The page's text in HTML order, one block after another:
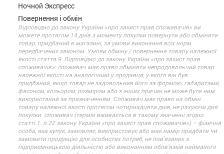
Ночной Экспресс
Повернення і обмін
Відповідно до закону України «про захист прав споживачів» ви
можете протягом 14 днів з моменту покупки повернути або обміняти
товар, придбаний в магазині, за умови виконання всіх норм
передбачених законом. Умови обміну / повернення товару належної
якості стаття 9. Відповідно до закону України «про захист прав
споживачів»: споживач має право обміняти непродовольчий товар
належної якості на аналогічний у продавця, у якого він був
придбаний, якщо товар не задовольнив його за формою, габаритами,
фасоном, кольором, розміром або з інших причин не може бути ним
використаний за призначенням. Споживач має право на обмін
товару належної якості протягом чотирнадцяти днів, не рахуючи дня
покупки. споживач (термін вживається в такому значенні згідно
статті 1. п.22 закону України «про захист прав споживачів») – фізична
особа, яка купує, замовляє, використовує або має намір придбати чи
замовити продукцію для особистих потреб, не пов’язаних з
підприємницькою діяльністю або виконанням обов’язків найманого